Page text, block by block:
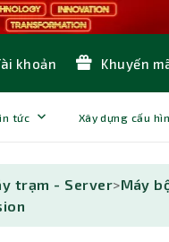
khoản Khuyến
tức Xây dựng cấu
trạm - Server>Máy